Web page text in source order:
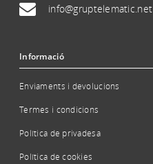
info@gruptelematic.net
Informació
Enviaments i devolucions
Termes i condicions
Política de privadesa
Política de cookies